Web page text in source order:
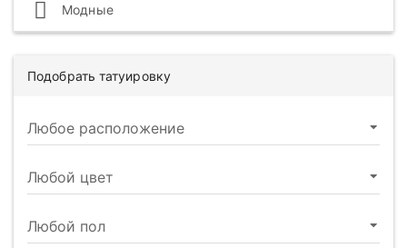
Модные
Подобрать татуировку